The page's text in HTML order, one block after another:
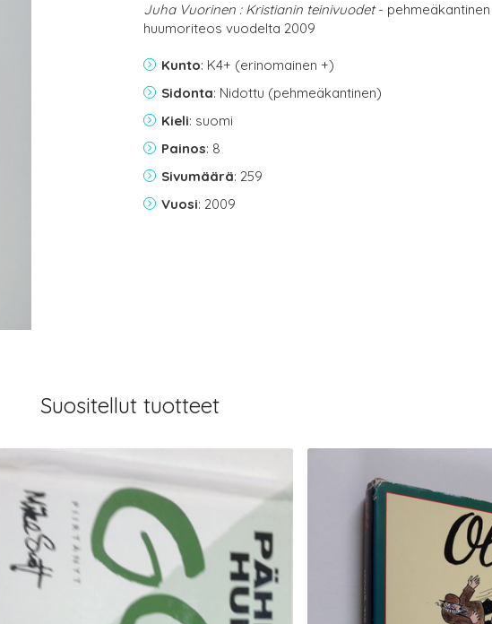
Juha Vuorinen : Kristianin teinivuodet- pehmeäkantinen
huumoriteos vuodelta 2009
Kunto: K4+ (erinomainen +)
Sidonta: Nidottu (pehmeäkantinen)
Kieli: suomi
Painos: 8
Sivumäärä: 259
Vuosi: 2009
Suositellut tuotteet